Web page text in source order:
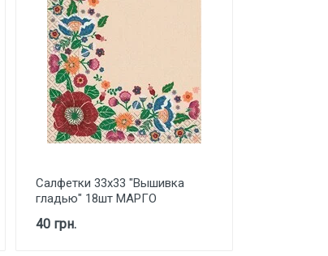
Салфетки 33х33 "Вышивка
гладью" 18шт МАРГО
40 грн.